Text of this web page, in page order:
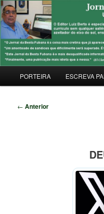
Pular
para
o
conteúdo
principalJORNAL DA
Uma Gazeta Escrota
principal
PORTEIRA ESCREVA
Navegação
← Anterior